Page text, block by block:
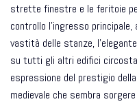
strette finestre e le feritoie
controllo l'ingresso principale,
vastità delle stanze,
su tutti gli altri edifici
espressione del prestigio
medievale che sembra